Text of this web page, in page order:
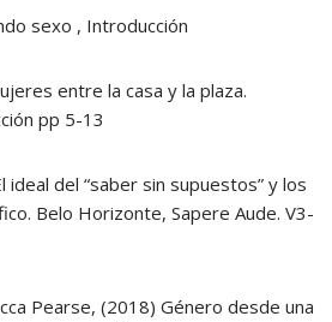
sexo , Introducción
entre la casa y la plaza.
pp 5-13
ideal del “saber sin supuestos” y los
Belo Horizonte, Sapere Aude. V3-
Pearse, (2018) Género desde una